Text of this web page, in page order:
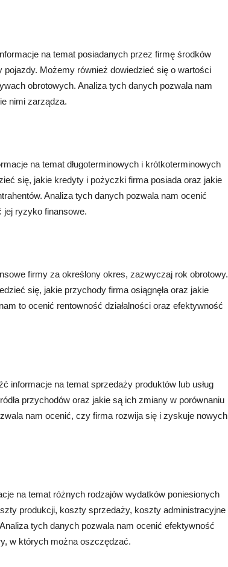
na temat posiadanych przez firmę środków
Możemy również dowiedzieć się o wartości
obrotowych. Analiza tych danych pozwala nam
nimi zarządza.
na temat długoterminowych i krótkoterminowych
się, jakie kredyty i pożyczki firma posiada oraz jakie
Analiza tych danych pozwala nam ocenić
jej ryzyko finansowe.
firmy za określony okres, zazwyczaj rok obrotowy.
się, jakie przychody firma osiągnęła oraz jakie
to ocenić rentowność działalności oraz efektywność
informacje na temat sprzedaży produktów lub usług
przychodów oraz jakie są ich zmiany w porównaniu
nam ocenić, czy firma rozwija się i zyskuje nowych
na temat różnych rodzajów wydatków poniesionych
produkcji, koszty sprzedaży, koszty administracyjne
tych danych pozwala nam ocenić efektywność
w których można oszczędzać.